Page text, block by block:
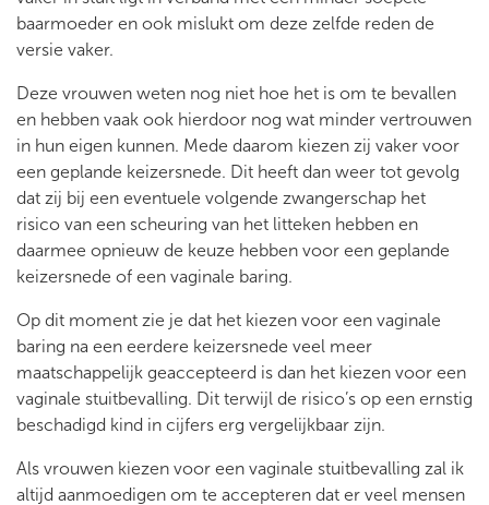
baarmoeder en ook mislukt om deze zelfde reden de
versie vaker.
Deze vrouwen weten nog niet hoe het is om te bevallen
en hebben vaak ook hierdoor nog wat minder vertrouwen
in hun eigen kunnen. Mede daarom kiezen zij vaker voor
een geplande keizersnede. Dit heeft dan weer tot gevolg
dat zij bij een eventuele volgende zwangerschap het
risico van een scheuring van het litteken hebben en
daarmee opnieuw de keuze hebben voor een geplande
keizersnede of een vaginale baring.
Op dit moment zie je dat het kiezen voor een vaginale
baring na een eerdere keizersnede veel meer
maatschappelijk geaccepteerd is dan het kiezen voor een
vaginale stuitbevalling. Dit terwijl de risico’s op een ernstig
beschadigd kind in cijfers erg vergelijkbaar zijn.
Als vrouwen kiezen voor een vaginale stuitbevalling zal ik
altijd aanmoedigen om te accepteren dat er veel mensen